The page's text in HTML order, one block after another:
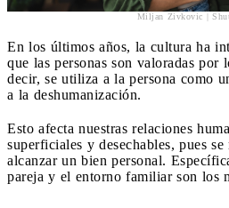
Miljan Zivkovic |
En los últimos años, la cultura ha
que las personas son valoradas por
decir, se utiliza a la persona como
a la deshumanización.
Esto afecta nuestras relaciones
superficiales y desechables, pues
alcanzar un bien personal.
pareja y el entorno familiar son los